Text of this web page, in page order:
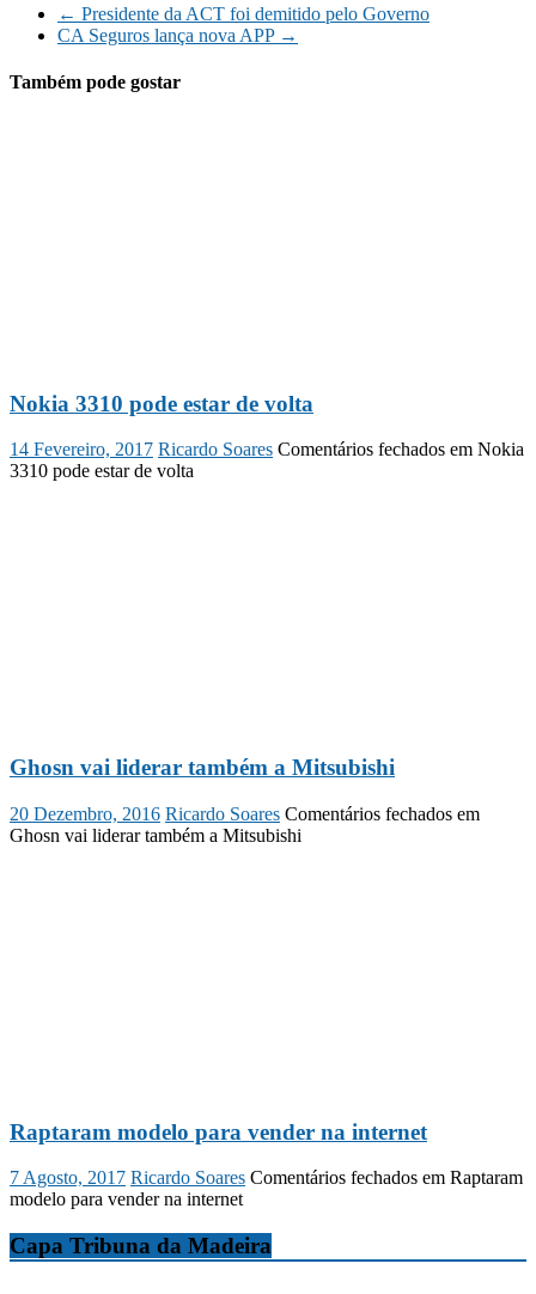
← Presidente da ACT foi demitido pelo Governo
CA Seguros lança nova APP →
Também pode gostar
Nokia 3310 pode estar de volta
14 Fevereiro, 2017 Ricardo Soares Comentários fechados em Nokia
3310 pode estar de volta
Ghosn vai liderar também a Mitsubishi
20 Dezembro, 2016 Ricardo Soares Comentários fechados em
Ghosn vai liderar também a Mitsubishi
Raptaram modelo para vender na internet
7 Agosto, 2017 Ricardo Soares Comentários fechados em Raptaram
modelo para vender na internet
Capa Tribuna da Madeira